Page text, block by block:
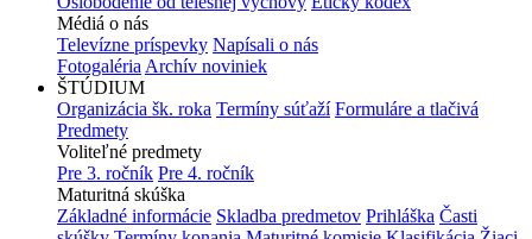
Médiá o nás
Televízne príspevky Napísali o nás
Fotogaléria Archív noviniek
ŠTÚDIUM
Organizácia šk. roka Termíny súťaží Formuláre a tlačivá
Predmety
Voliteľné predmety
Pre 3. ročník Pre 4. ročník
Maturitná skúška
Základné informácie Skladba predmetov Prihláška Časti